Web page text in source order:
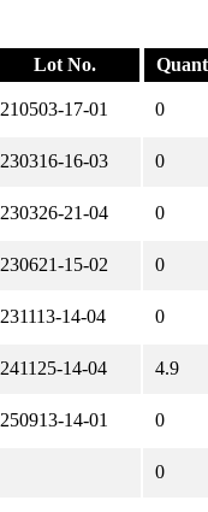
Lot No.
210503-17-01 0
230316-16-03 0
230326-21-04 0
230621-15-02 0
231113-14-04 0
241125-14-04 4.9
250913-14-01 0
0